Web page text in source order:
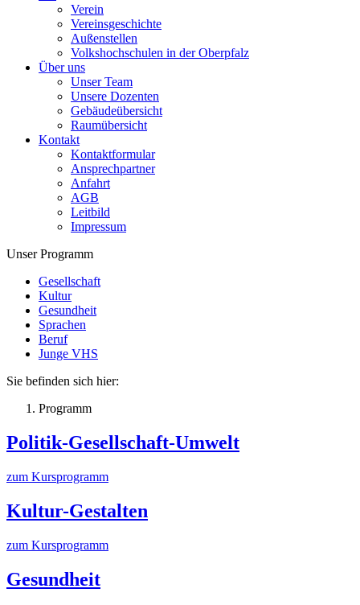
Verein
Vereinsgeschichte
Außenstellen
Volkshochschulen in der Oberpfalz
Über uns
Unser Team
Unsere Dozenten
Gebäudeübersicht
Raumübersicht
Kontakt
Kontaktformular
Ansprechpartner
Anfahrt
AGB
Leitbild
Impressum
Unser Programm
Gesellschaft
Kultur
Gesundheit
Sprachen
Beruf
Junge VHS
Sie befinden sich hier:
Programm
Politik-Gesellschaft-Umwelt
zum Kursprogramm
Kultur-Gestalten
zum Kursprogramm
Gesundheit